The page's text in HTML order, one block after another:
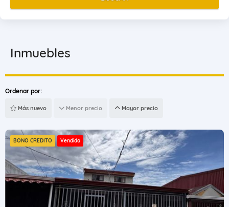
Inmuebles
Ordenar por:
Más nuevo Menor precio Mayor precio
BONO CREDITO Vendido